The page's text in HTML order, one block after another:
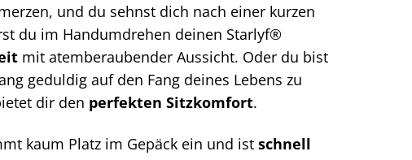
und du sehnst dich nach einer kurzen
du im Handumdrehen deinen Starlyf®
mit atemberaubender Aussicht. Oder du bist
geduldig auf den Fang deines Lebens zu
dir den perfekten Sitzkomfort.
kaum Platz im Gepäck ein und istschnell